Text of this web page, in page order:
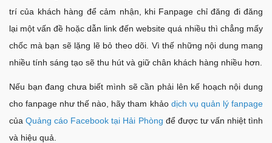
trí của khách hàng để cảm nhận, khi Fanpage chỉ đăng đi đăng
lại một vấn đề hoặc dẫn link đến website quá nhiều thì chẳng mấy
chốc mà bạn sẽ lặng lẽ bỏ theo dõi. Vì thế những nội dung mang
nhiều tính sáng tạo sẽ thu hút và giữ chân khách hàng nhiều hơn.
Nếu bạn đang chưa biết mình sẽ cần phải lên kế hoạch nội dung
cho fanpage như thế nào, hãy tham khảo dịch vụ quản lý fanpage
củaQuảng cáo Facebook tại Hải Phòng để được tư vấn nhiệt tình
và hiệu quả.